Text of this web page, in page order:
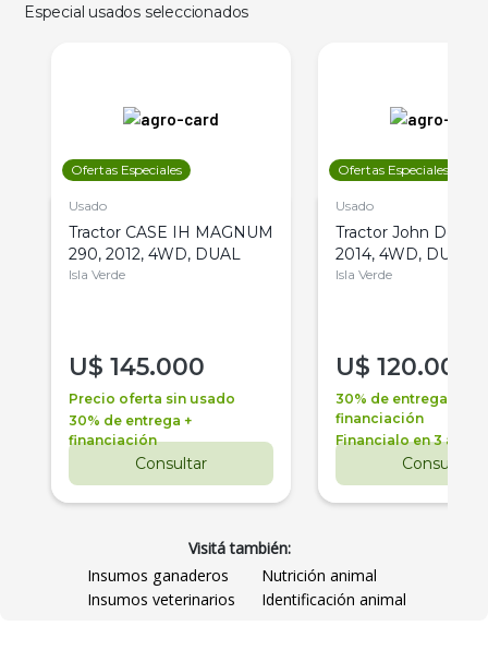
Especial usados seleccionados
Ofertas Especiales
Usado
Tractor CASE IH MAGNUM
290, 2012, 4WD, DUAL
Isla Verde
U$ 145.000
Precio oferta sin usado
30% de entrega +
financiación
Consultar
Ofertas Especiales
Usado
Tractor John Deere
2014, 4WD, DUAL
Isla Verde
U$ 120.000
30% de entrega +
financiación
Financialo en 3 años
Consultar
Visitá también:
Insumos ganaderos
Nutrición animal
Insumos veterinarios
Identificación animal